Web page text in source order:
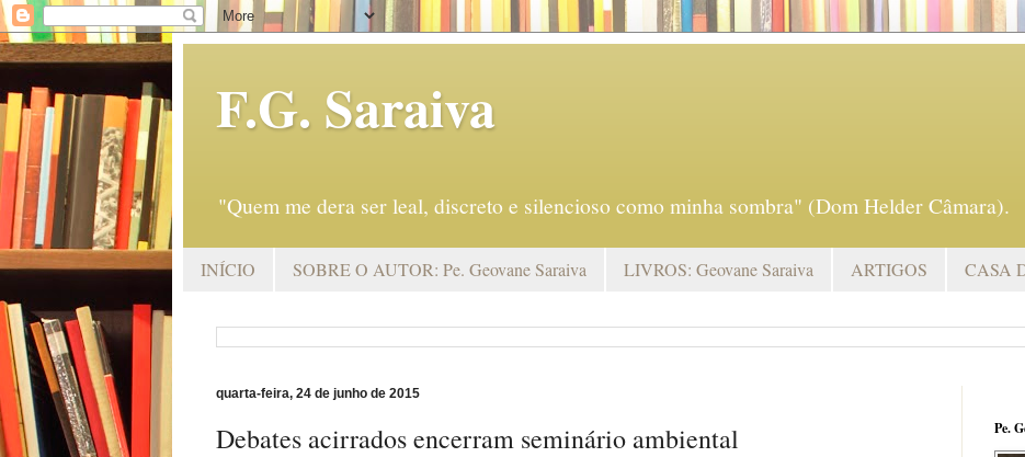
F.G. Saraiva
"Quem me dera ser leal, discreto e silencioso como minha sombra" (Dom Helder Câmara).
INÍCIO SOBRE O AUTOR: Pe. Geovane Saraiva LIVROS: Geovane Saraiva ARTIGOS CASA
quarta-feira, 24 de junho de 2015
Debates acirrados encerram seminário ambiental Pe.